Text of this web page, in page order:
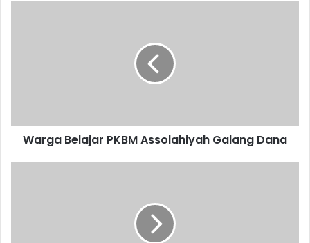
Warga Belajar PKBM Assolahiyah Galang Dana